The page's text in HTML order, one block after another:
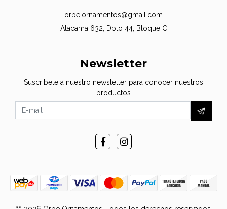
orbe.ornamentos@gmail.com
Atacama 632, Dpto 44, Bloque C
Newsletter
Suscribete a nuestro newsletter para conocer nuestros
productos